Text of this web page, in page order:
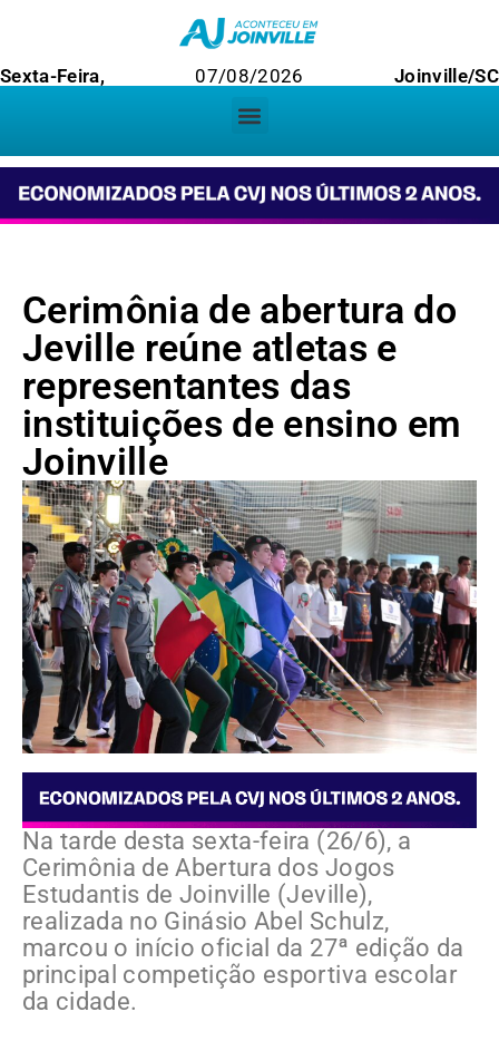
Sexta-Feira, 07/08/2026 Joinville/SC
Cerimônia de abertura do
Jeville reúne atletas e
representantes das
instituições de ensino em
Joinville
Na tarde desta sexta-feira (26/6), a
Cerimônia de Abertura dos Jogos
Estudantis de Joinville (Jeville),
realizada no Ginásio Abel Schulz,
marcou o início oficial da 27ª edição da
principal competição esportiva escolar
da cidade.